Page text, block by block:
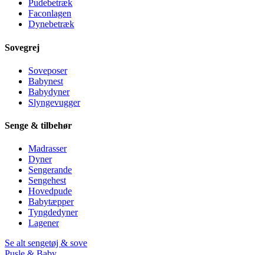
Pudebetræk
Faconlagen
Dynebetræk
Sovegrej
Soveposer
Babynest
Babydyner
Slyngevugger
Senge & tilbehør
Madrasser
Dyner
Sengerande
Sengehest
Hovedpude
Babytæpper
Tyngdedyner
Lagener
Se alt sengetøj & sove